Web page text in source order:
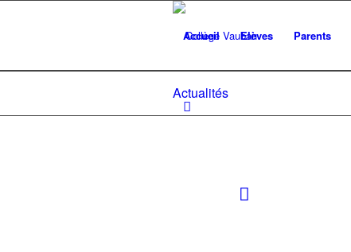
Accueil Elèves Parents
Actualités